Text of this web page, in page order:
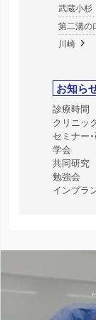
武蔵小杉
第二溝の
川崎
お知ら
診療時間
クリニッ
セミナー
学会
共同研究
勉強会
インプラ